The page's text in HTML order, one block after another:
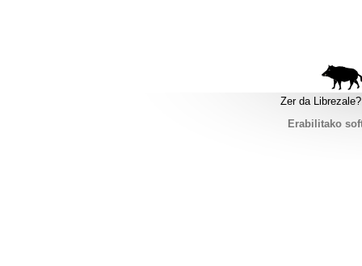
Zer da Librezale?
Erabilitako